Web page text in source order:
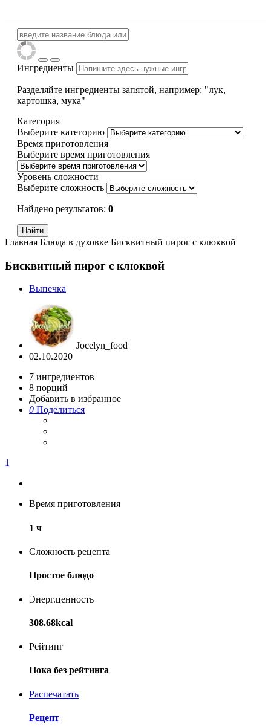
Ингредиенты
Разделяйте ингредиенты запятой, например: "лук,
картошка, мука"
Категория
Выберите категорию
Время приготовления
Выберите время приготовления
Уровень сложности
Выберите сложность
Найдено результатов: 0
Главная Блюда в духовке Бисквитный пирог с клюквой
Бисквитный пирог с клюквой
Выпечка
Jocelyn_food
02.10.2020
7 ингредиентов
8 порций
Добавить в избранное
0 Поделиться
1
Время приготовления
1 ч
Сложность рецепта
Простое блюдо
Энерг.ценность
308.68kcal
Рейтинг
Пока без рейтинга
Распечатать
Рецепт